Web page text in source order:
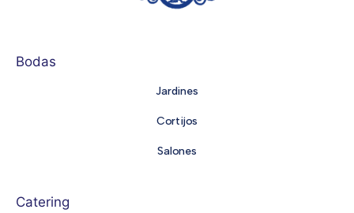
Bodas
Jardines
Cortijos
Salones
Catering